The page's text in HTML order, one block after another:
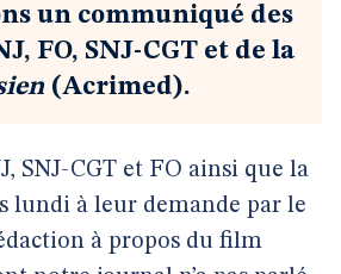
un communiqué des
FO, SNJ-CGT et de la
(Acrimed).
SNJ-CGT et FO ainsi que la
lundi à leur demande par le
à propos du film